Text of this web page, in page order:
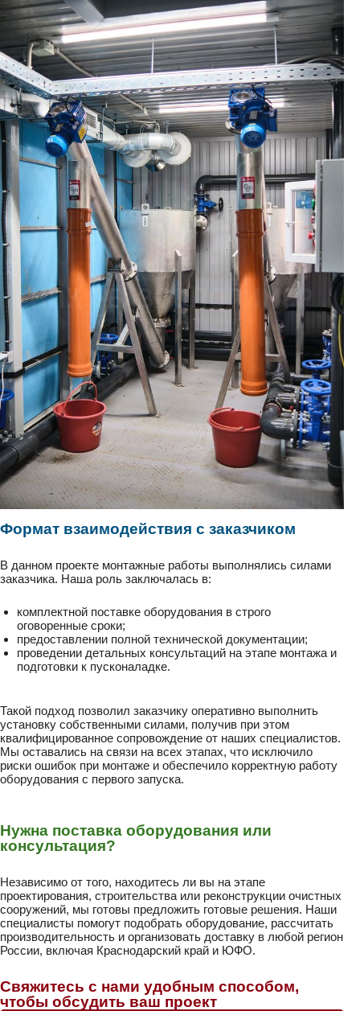
Формат взаимодействия с заказчиком
В данном проекте монтажные работы выполнялись силами
заказчика. Наша роль заключалась в:
комплектной поставке оборудования в строго
оговоренные сроки;
предоставлении полной технической документации;
проведении детальных консультаций на этапе монтажа и
подготовки к пусконаладке.
Такой подход позволил заказчику оперативно выполнить
установку собственными силами, получив при этом
квалифицированное сопровождение от наших специалистов.
Мы оставались на связи на всех этапах, что исключило
риски ошибок при монтаже и обеспечило корректную работу
оборудования с первого запуска.
Нужна поставка оборудования или
консультация?
Независимо от того, находитесь ли вы на этапе
проектирования, строительства или реконструкции очистных
сооружений, мы готовы предложить готовые решения. Наши
специалисты помогут подобрать оборудование, рассчитать
производительность и организовать доставку в любой регион
России, включая Краснодарский край и ЮФО.
Свяжитесь с нами удобным способом,
чтобы обсудить ваш проект